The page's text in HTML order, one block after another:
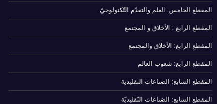
المقطع الخامس: العلم والتقدّم التّكنولوجيّ
المقطع الرابع : الأخلاق و المجتمع
المقطع الرابع: الأخلاق والمجتمع
المقطع الرابع: شعوب العالم
المقطع السابع: الصناعات التقليدية
المقطع السابع: الصّناعات التّقليديّة